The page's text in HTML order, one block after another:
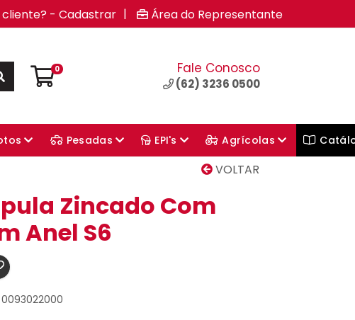
cliente? - Cadastrar | Área do Representante
0 Fale Conosco
(62) 3236 0500
Pesadas EPI's Agrícolas
VOLTAR
Zincado Com
Anel S6